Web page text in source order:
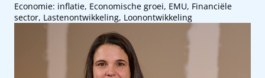
Economie: inflatie, Economische groei, EMU, Financiële
sector, Lastenontwikkeling, Loonontwikkeling